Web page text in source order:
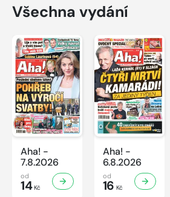
Všechna vydání
Aha! -
7.8.2026
od
14Kč
Aha! -
6.8.2026
od
16 Kč